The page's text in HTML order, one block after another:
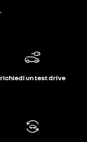
richiedi un test drive